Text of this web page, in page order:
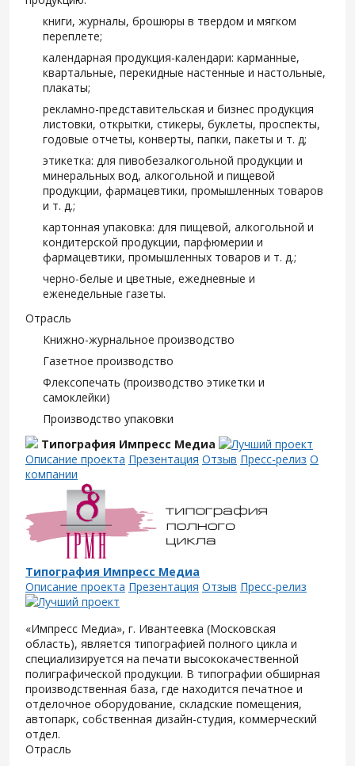
книги, журналы, брошюры в твердом и мягком
переплете;
календарная продукция-календари: карманные,
квартальные, перекидные настенные и настольные,
плакаты;
рекламно-представительская и бизнес продукция
листовки, открытки, стикеры, буклеты, проспекты,
годовые отчеты, конверты, папки, пакеты и т. д;
этикетка: для пивобезалкогольной продукции и
минеральных вод, алкогольной и пищевой
продукции, фармацевтики, промышленных товаров
и т. д.;
картонная упаковка: для пищевой, алкогольной и
кондитерской продукции, парфюмерии и
фармацевтики, промышленных товаров и т. д.;
черно-белые и цветные, ежедневные и
еженедельные газеты.
Отрасль
Книжно-журнальное производство
Газетное производство
Флексопечать (производство этикетки и
самоклейки)
Производство упаковки
Типография Импресс Медиа
Описание проекта Презентация Отзыв Пресс-релиз О
компании
Типография Импресс Медиа
Описание проекта Презентация Отзыв Пресс-релиз
«Импресс Медиа», г. Ивантеевка (Московская
область), является типографией полного цикла и
специализируется на печати высококачественной
полиграфической продукции. В типографии обширная
производственная база, где находится печатное и
отделочное оборудование, складские помещения,
автопарк, собственная дизайн-студия, коммерческий
отдел.
Отрасль